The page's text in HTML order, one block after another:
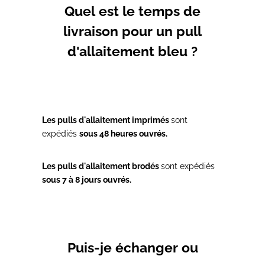
Quel est le temps de
livraison pour un pull
d'allaitement bleu ?
Les pulls d'allaitement impriméssont
expédiés sous 48 heures ouvrés.
Les pulls d'allaitement brodéssont expédiés
sous 7 à 8 jours ouvrés.
Puis-je échanger ou